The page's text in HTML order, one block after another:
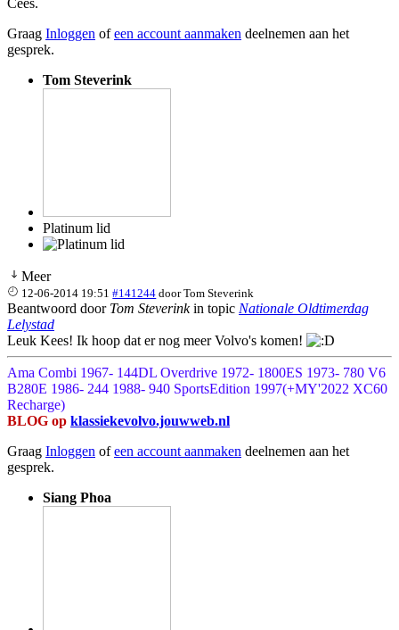
Cees.
Graag Inloggen ofeen account aanmaken deelnemen aan het
gesprek.
Tom Steverink
Platinum lid
Meer
12-06-2014 19:51 #141244 doorTom Steverink
Beantwoord door Tom Steverinkin topic Nationale Oldtimerdag
Lelystad
Leuk Kees! Ik hoop dat er nog meer Volvo's komen!
Ama Combi 1967- 144DL Overdrive 1972- 1800ES 1973- 780 V6
B280E 1986- 244 1988- 940 SportsEdition 1997(+MY'2022 XC60
Recharge)
BLOG op klassiekevolvo.jouwweb.nl
Graag Inloggen ofeen account aanmaken deelnemen aan het
gesprek.
Siang Phoa